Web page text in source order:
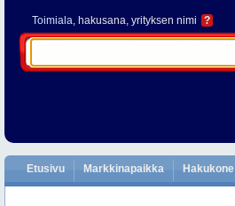
Toimiala, hakusana, yrityksen nimi ?
Etusivu Markkinapaikka Hakukone